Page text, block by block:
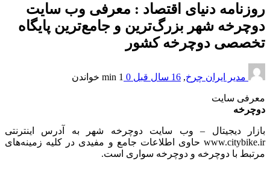
روزنامه دنیای اقتصاد : معرفی وب سایت
دوچرخه شهر بزرگ‌ترین و جامع‌ترین پایگاه
تخصصی دوچرخه‌ کشور
مدیر ایران چرخ, 16 سال قبل 0
1 min خواندن
معرفی سایت
دوچرخه
بازار دیجیتال – وب سایت دوچرخه شهر به آدرس اینترنتی
www.citybike.ir حاوی اطلاعات جامع و مفیدی در کلیه زمینه‌های
مرتبط با دوچرخه و دوچرخه سواری است.